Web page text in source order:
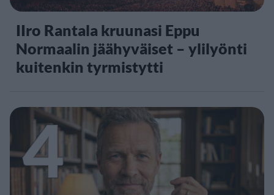
IIro Rantala kruunasi Eppu
Normaalin jäähyväiset – ylilyönti
kuitenkin tyrmistytti
4